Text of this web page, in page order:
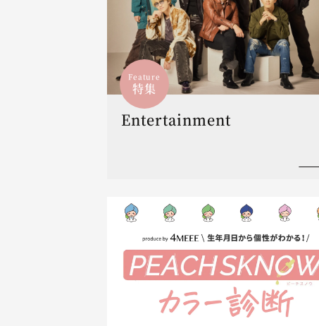
Feature
特集
Entertainment